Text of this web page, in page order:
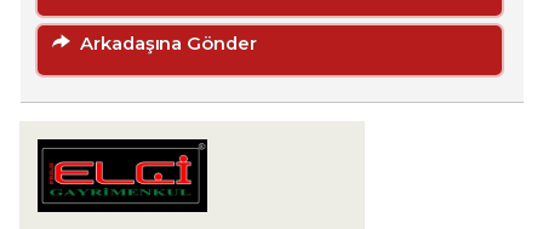
Arkadaşına Gönder